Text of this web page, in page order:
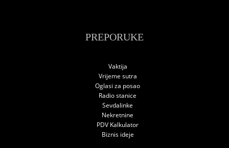
PREPORUKE
Vaktija
Vrijeme sutra
Oglasi za posao
Radio stanice
Sevdalinke
Nekretnine
PDV Kalkulator
Biznis ideje